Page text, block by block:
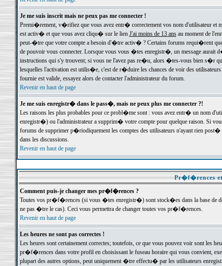
Je me suis inscrit mais ne peux pas me connecter !
Premi�rement, v�rifiez que vous avez entr� correctement vos nom d'utilisateur
est activ� et que vous avez cliqu� sur le lien J'ai moins de 13 ansau moment de
peut-�tre que votre compte a besoin d'�tre activ� ? Certains forums requi�rent
de pouvoir vous connecter. Lorsque vous vous �tes enregistr�, un message aurait
instructions qui s'y trouvent; si vous ne l'avez pas re�u, alors �tes-vous bien s�r
lesquelles l'activation est utilis�e, c'est de r�duire les chances de voir des
fournie est valide, essayez alors de contacter l'administrateur du forum.
Revenir en haut de page
Je me suis enregistr� dans le pass�, mais ne peux plus me connecter ?!
Les raisons les plus probables pour ce probl�me sont : vous avez entr� un nom
enregistr�) ou l'administrateur a supprim� votre compte pour quelque raison. Si
forums de supprimer p�riodiquement les comptes des utilisateurs n'ayant rien
dans les discussions.
Revenir en haut de page
Pr�f�rences
Comment puis-je changer mes pr�f�rences ?
Toutes vos pr�f�rences (si vous �tes enregistr�) sont stock�es dans la base de
ne pas �tre le cas). Ceci vous permettra de changer toutes vos pr�f�rences.
Revenir en haut de page
Les heures ne sont pas correctes !
Les heures sont certainement correctes; toutefois, ce que vous pouvez voir sont
pr�f�rences dans votre profil en choisissant le fuseau horaire qui vous convient,
plupart des autres options, peut uniquement �tre effectu� par les utilisateurs